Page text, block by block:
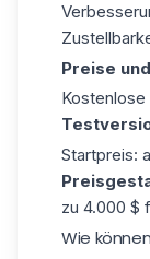
Preise
Startpreis:
zu 4.000 $
Wie